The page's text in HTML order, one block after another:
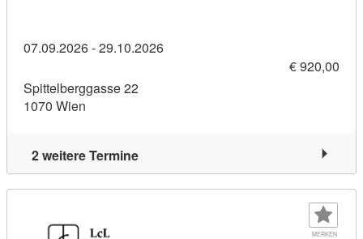
07.09.2026 - 29.10.2026
€ 920,00
Spittelberggasse 22
1070 Wien
2 weitere Termine
MERKEN